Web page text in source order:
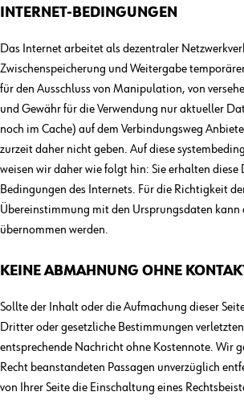
INTERNET-BEDINGUNGEN
Das Internet arbeitet als dezentraler
Zwischenspeicherung und Weitergabe
für den Ausschluss von Manipulation, von
und Gewähr für die Verwendung nur aktueller
noch im Cache) auf dem Verbindungsweg
zurzeit daher nicht geben. Auf diese
weisen wir daher wie folgt hin: Sie erhalten diese
Bedingungen des Internets. Für die Richtigkeit
Übereinstimmung mit den Ursprungsdaten kann
übernommen werden.
KEINE ABMAHNUNG OHNE
Sollte der Inhalt oder die Aufmachung dieser
Dritter oder gesetzliche Bestimmungen
entsprechende Nachricht ohne Kostennote. Wir
Recht beanstandeten Passagen unverzüglich
von Ihrer Seite die Einschaltung eines